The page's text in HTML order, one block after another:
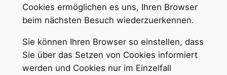
Cookies ermöglichen es uns, Ihren Browser
beim nächsten Besuch wiederzuerkennen.
Sie können Ihren Browser so einstellen, dass
Sie über das Setzen von Cookies informiert
werden und Cookies nur im Einzelfall